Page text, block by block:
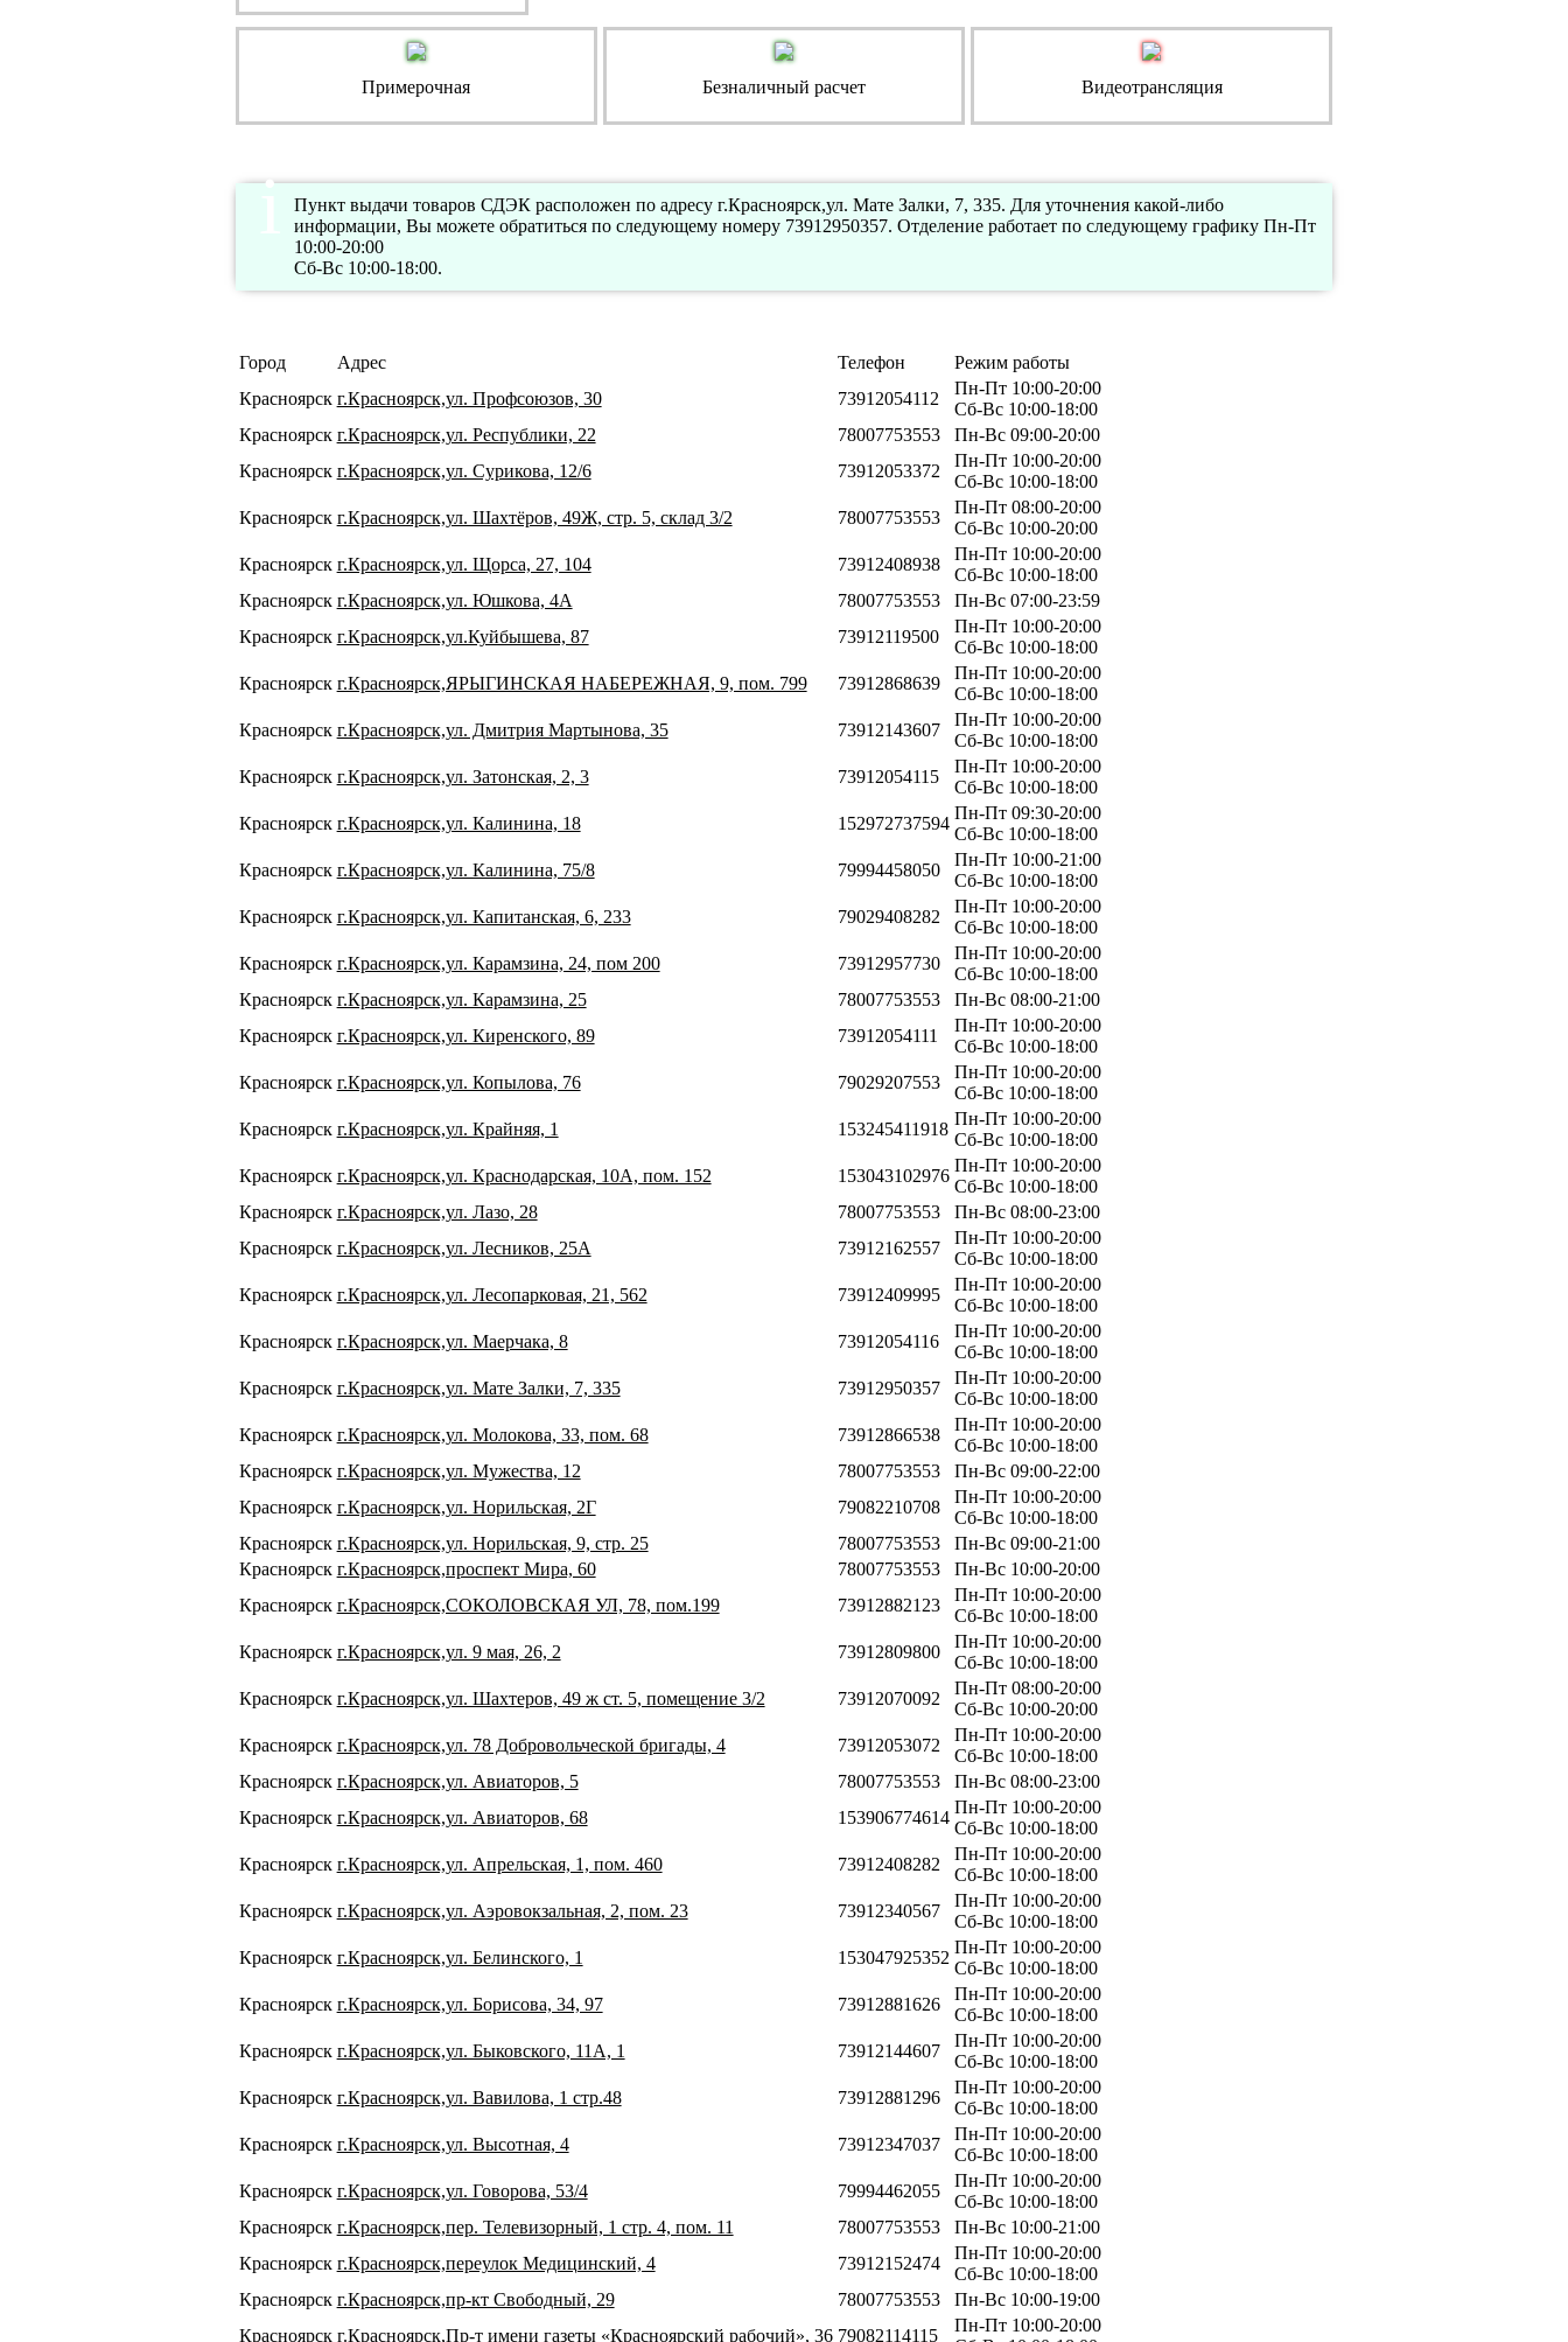
Примерочная Безналичный расчет Видеотрансляция
Пункт выдачи товаров СДЭК расположен по адресу г.Красноярск,ул. Мате Залки, 7, 335. Для уточнения какой-либо
информации, Вы можете обратиться по следующему номеру 73912950357. Отделение работает по следующему графику Пн-Пт
10:00-20:00
Сб-Вс 10:00-18:00.
Город Адрес Телефон
Режим работы
Красноярск г.Красноярск,ул. Профсоюзов, 30 73912054112
Пн-Пт 10:00-20:00
Сб-Вс 10:00-18:00
Красноярск г.Красноярск,ул. Республики, 22 78007753553
Пн-Вс 09:00-20:00
Красноярск г.Красноярск,ул. Сурикова, 12/6 73912053372
Пн-Пт 10:00-20:00
Сб-Вс 10:00-18:00
Красноярск г.Красноярск,ул. Шахтёров, 49Ж, стр. 5, склад 3/2 78007753553
Пн-Пт 08:00-20:00
Сб-Вс 10:00-20:00
Красноярск г.Красноярск,ул. Щорса, 27, 104 73912408938
Пн-Пт 10:00-20:00
Сб-Вс 10:00-18:00
Красноярск г.Красноярск,ул. Юшкова, 4А 78007753553
Пн-Вс 07:00-23:59
Красноярск г.Красноярск,ул.Куйбышева, 87 73912119500
Пн-Пт 10:00-20:00
Сб-Вс 10:00-18:00
Красноярск г.Красноярск,ЯРЫГИНСКАЯ НАБЕРЕЖНАЯ, 9, пом. 799 73912868639
Пн-Пт 10:00-20:00
Сб-Вс 10:00-18:00
Красноярск г.Красноярск,ул. Дмитрия Мартынова, 35 73912143607
Пн-Пт 10:00-20:00
Сб-Вс 10:00-18:00
Красноярск г.Красноярск,ул. Затонская, 2, 3 73912054115
Пн-Пт 10:00-20:00
Сб-Вс 10:00-18:00
Красноярск г.Красноярск,ул. Калинина, 18 152972737594
Пн-Пт 09:30-20:00
Сб-Вс 10:00-18:00
Красноярск г.Красноярск,ул. Калинина, 75/8 79994458050
Пн-Пт 10:00-21:00
Сб-Вс 10:00-18:00
Красноярск г.Красноярск,ул. Капитанская, 6, 233 79029408282
Пн-Пт 10:00-20:00
Сб-Вс 10:00-18:00
Красноярск г.Красноярск,ул. Карамзина, 24, пом 200 73912957730
Пн-Пт 10:00-20:00
Сб-Вс 10:00-18:00
Красноярск г.Красноярск,ул. Карамзина, 25 78007753553
Пн-Вс 08:00-21:00
Красноярск г.Красноярск,ул. Киренского, 89 73912054111
Пн-Пт 10:00-20:00
Сб-Вс 10:00-18:00
Красноярск г.Красноярск,ул. Копылова, 76 79029207553
Пн-Пт 10:00-20:00
Сб-Вс 10:00-18:00
Красноярск г.Красноярск,ул. Крайняя, 1 153245411918
Пн-Пт 10:00-20:00
Сб-Вс 10:00-18:00
Красноярск г.Красноярск,ул. Краснодарская, 10А, пом. 152 153043102976
Пн-Пт 10:00-20:00
Сб-Вс 10:00-18:00
Красноярск г.Красноярск,ул. Лазо, 28 78007753553
Пн-Вс 08:00-23:00
Красноярск г.Красноярск,ул. Лесников, 25А 73912162557
Пн-Пт 10:00-20:00
Сб-Вс 10:00-18:00
Красноярск г.Красноярск,ул. Лесопарковая, 21, 562 73912409995
Пн-Пт 10:00-20:00
Сб-Вс 10:00-18:00
Красноярск г.Красноярск,ул. Маерчака, 8 73912054116
Пн-Пт 10:00-20:00
Сб-Вс 10:00-18:00
Красноярск г.Красноярск,ул. Мате Залки, 7, 335 73912950357
Пн-Пт 10:00-20:00
Сб-Вс 10:00-18:00
Красноярск г.Красноярск,ул. Молокова, 33, пом. 68 73912866538
Пн-Пт 10:00-20:00
Сб-Вс 10:00-18:00
Красноярск г.Красноярск,ул. Мужества, 12 78007753553
Пн-Вс 09:00-22:00
Красноярск г.Красноярск,ул. Норильская, 2Г 79082210708
Пн-Пт 10:00-20:00
Сб-Вс 10:00-18:00
Красноярск г.Красноярск,ул. Норильская, 9, стр. 25 78007753553
Пн-Вс 09:00-21:00
Красноярск г.Красноярск,проспект Мира, 60 78007753553
Пн-Вс 10:00-20:00
Красноярск г.Красноярск,СОКОЛОВСКАЯ УЛ, 78, пом.199 73912882123
Пн-Пт 10:00-20:00
Сб-Вс 10:00-18:00
Красноярск г.Красноярск,ул. 9 мая, 26, 2 73912809800
Пн-Пт 10:00-20:00
Сб-Вс 10:00-18:00
Красноярск г.Красноярск,ул. Шахтеров, 49 ж ст. 5, помещение 3/2 73912070092
Пн-Пт 08:00-20:00
Сб-Вс 10:00-20:00
Красноярск г.Красноярск,ул. 78 Добровольческой бригады, 4 73912053072
Пн-Пт 10:00-20:00
Сб-Вс 10:00-18:00
Красноярск г.Красноярск,ул. Авиаторов, 5 78007753553
Пн-Вс 08:00-23:00
Красноярск г.Красноярск,ул. Авиаторов, 68 153906774614
Пн-Пт 10:00-20:00
Сб-Вс 10:00-18:00
Красноярск г.Красноярск,ул. Апрельская, 1, пом. 460 73912408282
Пн-Пт 10:00-20:00
Сб-Вс 10:00-18:00
Красноярск г.Красноярск,ул. Аэровокзальная, 2, пом. 23 73912340567
Пн-Пт 10:00-20:00
Сб-Вс 10:00-18:00
Красноярск г.Красноярск,ул. Белинского, 1 153047925352
Пн-Пт 10:00-20:00
Сб-Вс 10:00-18:00
Красноярск г.Красноярск,ул. Борисова, 34, 97 73912881626
Пн-Пт 10:00-20:00
Сб-Вс 10:00-18:00
Красноярск г.Красноярск,ул. Быковского, 11А, 1 73912144607
Пн-Пт 10:00-20:00
Сб-Вс 10:00-18:00
Красноярск г.Красноярск,ул. Вавилова, 1 стр.48 73912881296
Пн-Пт 10:00-20:00
Сб-Вс 10:00-18:00
Красноярск г.Красноярск,ул. Высотная, 4 73912347037
Пн-Пт 10:00-20:00
Сб-Вс 10:00-18:00
Красноярск г.Красноярск,ул. Говорова, 53/4 79994462055
Пн-Пт 10:00-20:00
Сб-Вс 10:00-18:00
Красноярск г.Красноярск,пер. Телевизорный, 1 стр. 4, пом. 11 78007753553
Пн-Вс 10:00-21:00
Красноярск г.Красноярск,переулок Медицинский, 4 73912152474
Пн-Пт 10:00-20:00
Сб-Вс 10:00-18:00
Красноярск г.Красноярск,пр-кт Свободный, 29 78007753553
Пн-Вс 10:00-19:00
Красноярск г.Красноярск,Пр-т имени газеты «Красноярский рабочий», 36 79082114115
Пн-Пт 10:00-20:00